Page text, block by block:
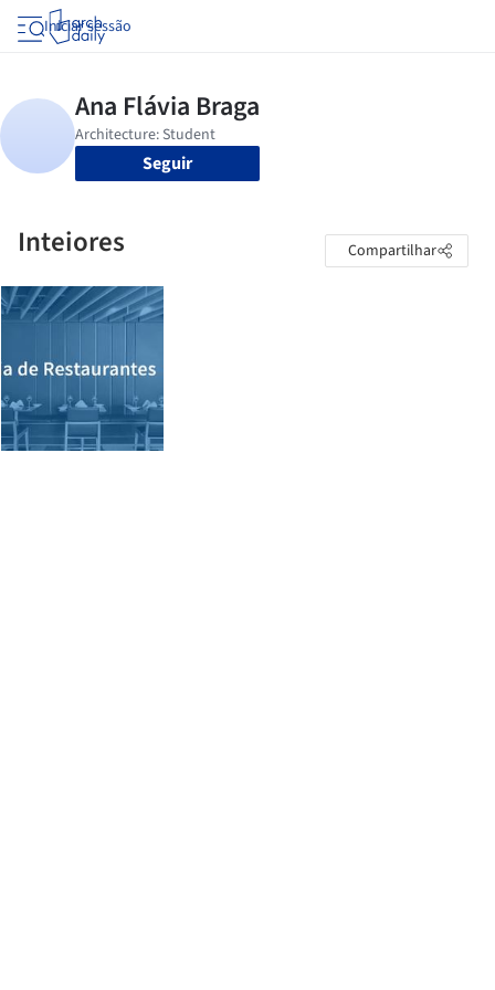
Iniciar sessão
Seguir
Inteiores Compartilhar